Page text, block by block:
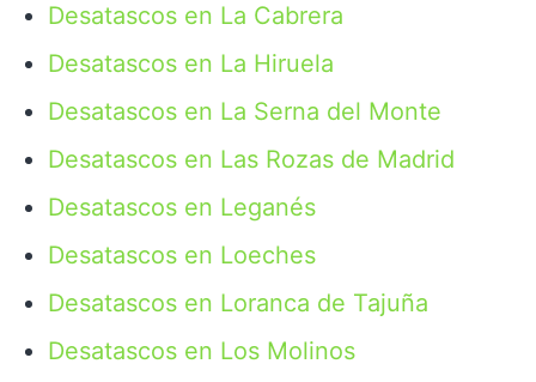
Desatascos en La Cabrera
Desatascos en La Hiruela
Desatascos en La Serna del Monte
Desatascos en Las Rozas de Madrid
Desatascos en Leganés
Desatascos en Loeches
Desatascos en Loranca de Tajuña
Desatascos en Los Molinos